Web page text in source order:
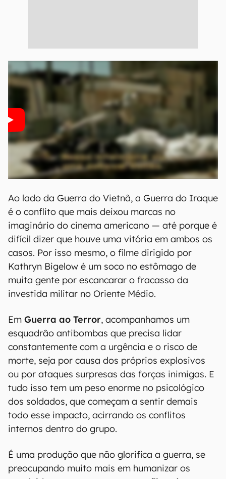
Ao lado da Guerra do Vietnã, a Guerra do Iraque
é o conflito que mais deixou marcas no
imaginário do cinema americano — até porque é
difícil dizer que houve uma vitória em ambos os
casos. Por isso mesmo, o filme dirigido por
Kathryn Bigelow é um soco no estômago de
muita gente por escancarar o fracasso da
investida militar no Oriente Médio.
Em Guerra ao Terror, acompanhamos um
esquadrão antibombas que precisa lidar
constantemente com a urgência e o risco de
morte, seja por causa dos próprios explosivos
ou por ataques surpresas das forças inimigas. E
tudo isso tem um peso enorme no psicológico
dos soldados, que começam a sentir demais
todo esse impacto, acirrando os conflitos
internos dentro do grupo.
É uma produção que não glorifica a guerra, se
preocupando muito mais em humanizar os